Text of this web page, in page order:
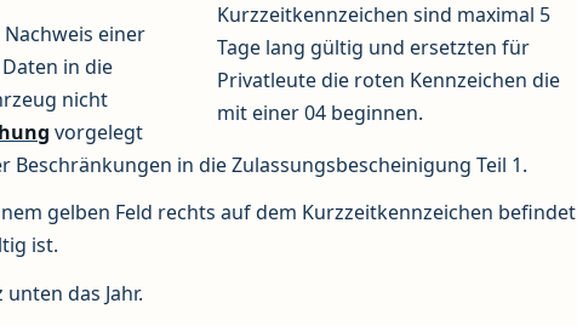
Kurzzeitkennzeichen sind maximal 5
Tage lang gültig und ersetzten für
Privatleute die roten Kennzeichen die
mit einer 04 beginnen.
einer
in die
nicht
vorgelegt
in die Zulassungsbescheinigung Teil 1.
gelben Feld rechts auf dem Kurzzeitkennzeichen befindet
ist.
das Jahr.